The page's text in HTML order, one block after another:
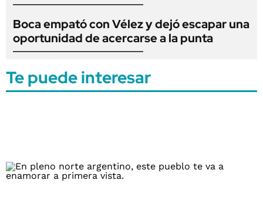
Boca empató con Vélez y dejó escapar una
oportunidad de acercarse a la punta
Te puede interesar